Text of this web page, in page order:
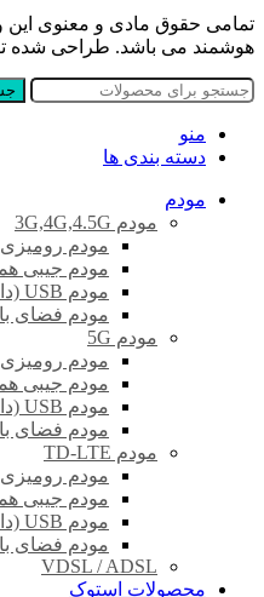
تمامی حقوق مادی و معنوی
هوشمند می باشد. طراحی شده
منو
دسته بندی ها
مودم
مودم 3G,4G,4.5G
مودم رومیزی
مودم جیبی
مودم USB (دانگل – دینگل)
مودم فضای
مودم 5G
مودم رومیزی
مودم جیبی
مودم USB (دانگل – دینگل)
مودم فضای
مودم TD-LTE
مودم رومیزی
مودم جیبی
مودم USB (دانگل – دینگل)
مودم فضای
VDSL / ADSL
محصولات استوک